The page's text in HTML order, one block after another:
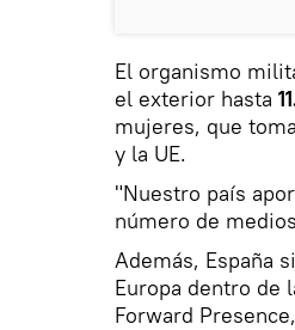
El organismo
el exterior hasta
mujeres, que
y la UE.
"Nuestro país
número de
Además, España
Europa dentro de
Forward